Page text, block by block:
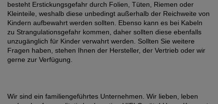
besteht Erstickungsgefahr durch Folien, Tüten, Riemen oder
Kleinteile, weshalb diese unbedingt außerhalb der Reichweite von
Kindern aufbewahrt werden sollten. Ebenso kann es bei Kabeln
zu Strangulationsgefahr kommen, daher sollten diese ebenfalls
unzugänglich für Kinder verwahrt werden. Sollten Sie weitere
Fragen haben, stehen Ihnen der Hersteller, der Vertrieb oder wir
gerne zur Verfügung.
Wir sind ein familiengeführtes Unternehmen. Wir lieben, leben